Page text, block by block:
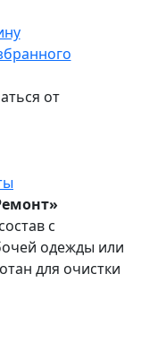
от
с
одежды или
для очистки